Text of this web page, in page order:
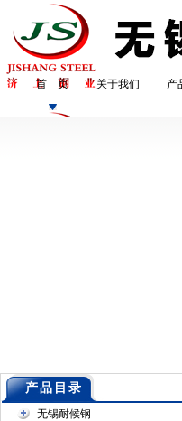
首 页 关于我们 产
产品目录
无锡耐候钢